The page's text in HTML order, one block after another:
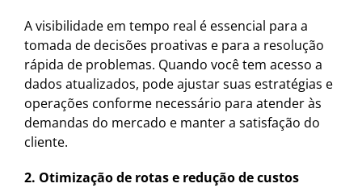
A visibilidade em tempo real é essencial para a
tomada de decisões proativas e para a resolução
rápida de problemas. Quando você tem acesso a
dados atualizados, pode ajustar suas estratégias e
operações conforme necessário para atender às
demandas do mercado e manter a satisfação do
cliente.
2. Otimização de rotas e redução de custos